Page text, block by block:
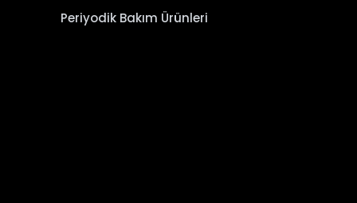
Periyodik Bakım Ürünleri